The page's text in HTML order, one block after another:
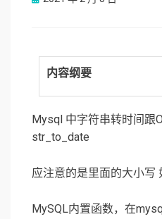
内容纲要
Mysql 中字符串转时间跟
str_to_date
应注意的是里面的大小写
MySQL内置函数，在